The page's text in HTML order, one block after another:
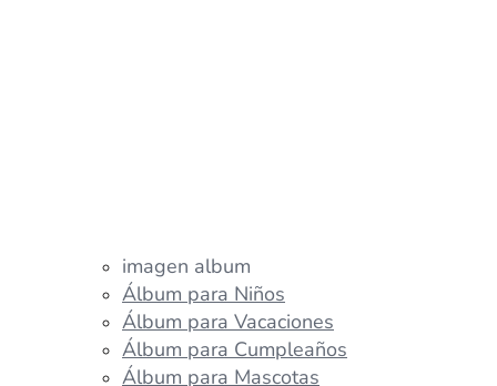
imagen album
Álbum para Niños
Álbum para Vacaciones
Álbum para Cumpleaños
Álbum para Mascotas